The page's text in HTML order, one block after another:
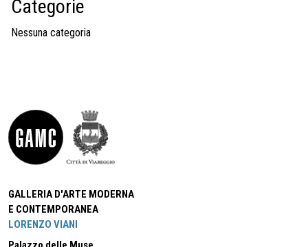
Categorie
Nessuna categoria
GALLERIA D'ARTE MODERNA
E CONTEMPORANEA
LORENZO VIANI